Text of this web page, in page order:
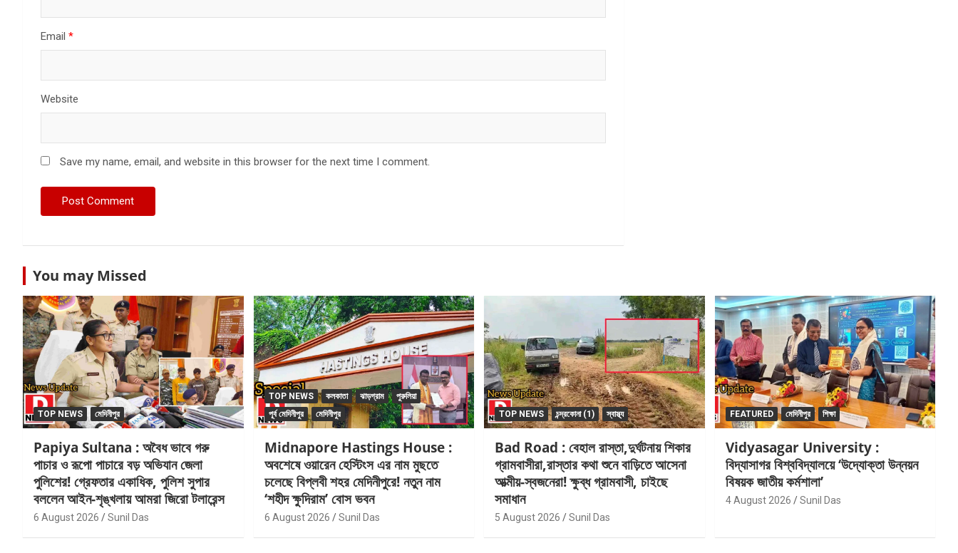
Email *
Website
Save my name, email, and website in this browser for the next time I comment.
You may Missed
TOP NEWS মেদিনীপুর
Papiya Sultana : অবৈধ ভাবে গরু
পাচার ও রূপো পাচারে বড় অভিযান জেলা
পুলিশের! গ্রেফতার একাধিক, পুলিশ সুপার
বললেন আইন-শৃঙ্খলায় আমরা জিরো টলারেন্স
6 August 2026 Sunil Das
TOP NEWS কলকাতা ঝাড়গ্রাম
পুরুলিয়া
পূর্ব মেদিনীপুর
মেদিনীপুর
Midnapore Hastings House :
অবশেষে ওয়ারেন হেস্টিংস এর নাম মুছতে
চলেছে বিপ্লবী শহর মেদিনীপুরে! নতুন নাম
‘শহীদ ক্ষুদিরাম’ বোস ভবন
6 August 2026 Sunil Das
TOP NEWS চন্দ্রকোনা (1) স্বাস্থ্য
Bad Road : বেহাল রাস্তা,দুর্ঘটনায় শিকার
গ্রামবাসীরা,রাস্তার কথা শুনে বাড়িতে আসেনা
আত্মীয়-স্বজনেরা! ক্ষুব্ধ গ্রামবাসী, চাইছে
সমাধান
5 August 2026 Sunil Das
FEATURED মেদিনীপুর শিক্ষা
Vidyasagar University :
বিদ্যাসাগর বিশ্ববিদ্যালয়ে ‘উদ্যোক্তা উন্নয়ন
বিষয়ক জাতীয় কর্মশালা’
4 August 2026 Sunil Das